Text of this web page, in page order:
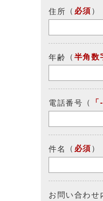
住所 （ 必須 ）
年齢 （ 半角数
電話番号 （
件名 （ 必須 ）
お問い合わせ